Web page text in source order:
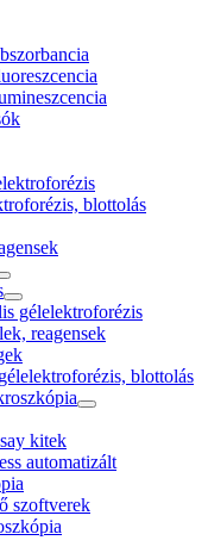
blottolás
gélelektroforézis
reagensek
blottolás
kitek
automatizált
szoftverek